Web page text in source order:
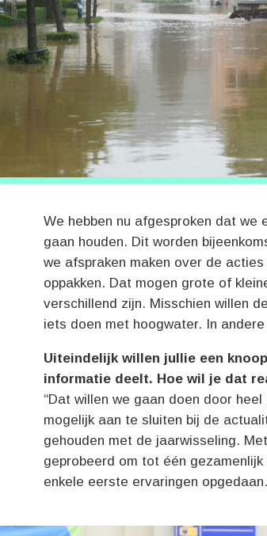
We hebben nu afgesproken dat we
gaan houden. Dit worden
we afspraken maken over de
oppakken. Dat mogen grote of
verschillend zijn. Misschien willen
iets doen met hoogwater. In andere
Uiteindelijk willen jullie een
informatie deelt. Hoe wil je dat
“Dat willen we gaan doen door
mogelijk aan te sluiten bij de
gehouden met de jaarwisseling.
geprobeerd om tot één
enkele eerste ervaringen opgedaan.